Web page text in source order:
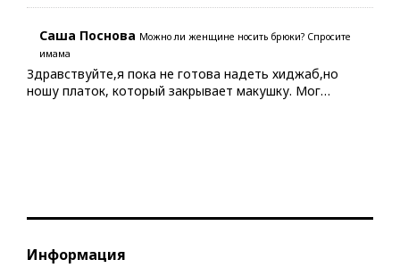
Саша Поснова Можно ли женщине носить брюки? Спросите
имама
Здравствуйте,я пока не готова надеть хиджаб,но
ношу платок, который закрывает макушку. Мог…
Информация